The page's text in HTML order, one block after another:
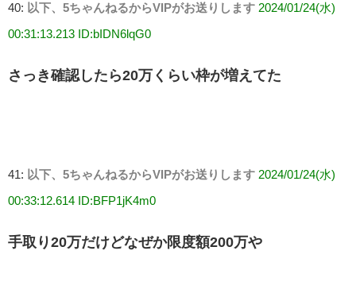
40: 以下、5ちゃんねるからVIPがお送りします 2024/01/24(水)
00:31:13.213 ID:bIDN6lqG0
さっき確認したら20万くらい枠が増えてた
41: 以下、5ちゃんねるからVIPがお送りします 2024/01/24(水)
00:33:12.614 ID:BFP1jK4m0
手取り20万だけどなぜか限度額200万や